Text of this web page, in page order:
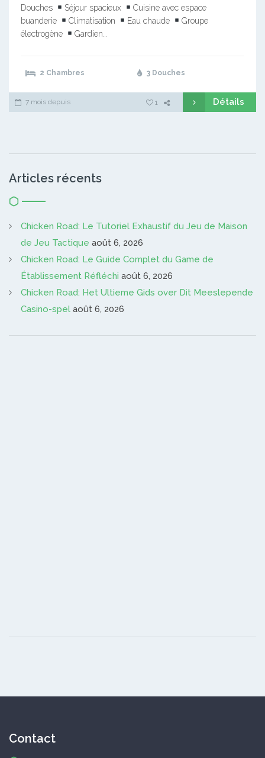
Douches
Séjour spacieux
Cuisine avec espace
buanderie
Climatisation Eau chaude
Groupe
électrogène
Gardien…
2 Chambres 3 Douches
7 mois depuis 1 Détails
Articles récents
Chicken Road: Le Tutoriel Exhaustif du Jeu de Maison
de Jeu Tactique août 6, 2026
Chicken Road: Le Guide Complet du Game de
Établissement Réfléchi août 6, 2026
Chicken Road: Het Ultieme Gids over Dit Meeslepende
Casino-spel août 6, 2026
Contact